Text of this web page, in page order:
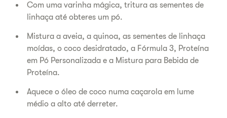
Com uma varinha mágica, tritura as sementes de
linhaça até obteres um pó.
Mistura a aveia, a quinoa, as sementes de linhaça
moídas, o coco desidratado, a Fórmula 3, Proteína
em Pó Personalizada e a Mistura para Bebida de
Proteína.
Aquece o óleo de coco numa caçarola em lume
médio a alto até derreter.